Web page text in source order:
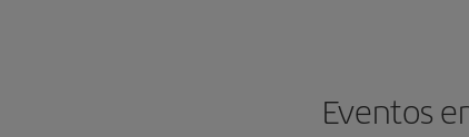
Eventos